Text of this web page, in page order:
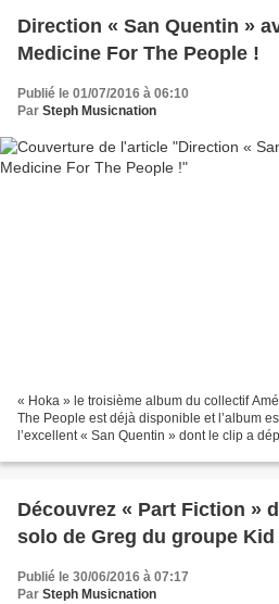
Direction « San Quentin »
Medicine For The People !
Publié le 01/07/2016 à 06:10
Par Steph Musicnation
« Hoka » le troisième album du collectif
The People est déjà disponible et l’album
l’excellent « San Quentin » dont le clip a
Découvrez « Part Fiction »
solo de Greg du groupe
Publié le 30/06/2016 à 07:17
Par Steph Musicnation